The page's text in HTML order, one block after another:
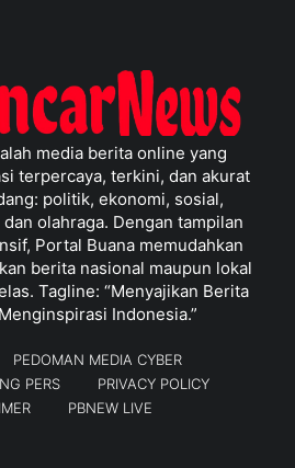
media berita online yang
terpercaya, terkini, dan akurat
politik, ekonomi, sosial,
olahraga. Dengan tampilan
Portal Buana memudahkan
berita nasional maupun lokal
Tagline: “Menyajikan Berita
Indonesia.”
PEDOMAN MEDIA CYBER
PERS
PRIVACY POLICY
PBNEW LIVE